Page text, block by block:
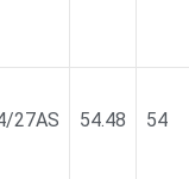
27AS 54.48 54